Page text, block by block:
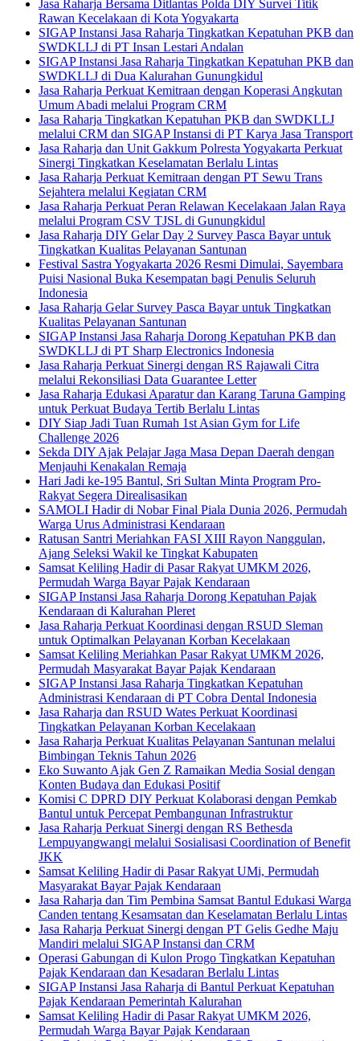
Jasa Raharja Bersama Ditlantas Polda DIY Survei Titik
Rawan Kecelakaan di Kota Yogyakarta
SIGAP Instansi Jasa Raharja Tingkatkan Kepatuhan PKB dan
SWDKLLJ di PT Insan Lestari Andalan
SIGAP Instansi Jasa Raharja Tingkatkan Kepatuhan PKB dan
SWDKLLJ di Dua Kalurahan Gunungkidul
Jasa Raharja Perkuat Kemitraan dengan Koperasi Angkutan
Umum Abadi melalui Program CRM
Jasa Raharja Tingkatkan Kepatuhan PKB dan SWDKLLJ
melalui CRM dan SIGAP Instansi di PT Karya Jasa Transport
Jasa Raharja dan Unit Gakkum Polresta Yogyakarta Perkuat
Sinergi Tingkatkan Keselamatan Berlalu Lintas
Jasa Raharja Perkuat Kemitraan dengan PT Sewu Trans
Sejahtera melalui Kegiatan CRM
Jasa Raharja Perkuat Peran Relawan Kecelakaan Jalan Raya
melalui Program CSV TJSL di Gunungkidul
Jasa Raharja DIY Gelar Day 2 Survey Pasca Bayar untuk
Tingkatkan Kualitas Pelayanan Santunan
Festival Sastra Yogyakarta 2026 Resmi Dimulai, Sayembara
Puisi Nasional Buka Kesempatan bagi Penulis Seluruh
Indonesia
Jasa Raharja Gelar Survey Pasca Bayar untuk Tingkatkan
Kualitas Pelayanan Santunan
SIGAP Instansi Jasa Raharja Dorong Kepatuhan PKB dan
SWDKLLJ di PT Sharp Electronics Indonesia
Jasa Raharja Perkuat Sinergi dengan RS Rajawali Citra
melalui Rekonsiliasi Data Guarantee Letter
Jasa Raharja Edukasi Aparatur dan Karang Taruna Gamping
untuk Perkuat Budaya Tertib Berlalu Lintas
DIY Siap Jadi Tuan Rumah 1st Asian Gym for Life
Challenge 2026
Sekda DIY Ajak Pelajar Jaga Masa Depan Daerah dengan
Menjauhi Kenakalan Remaja
Hari Jadi ke-195 Bantul, Sri Sultan Minta Program Pro-
Rakyat Segera Direalisasikan
SAMOLI Hadir di Nobar Final Piala Dunia 2026, Permudah
Warga Urus Administrasi Kendaraan
Ratusan Santri Meriahkan FASI XIII Rayon Nanggulan,
Ajang Seleksi Wakil ke Tingkat Kabupaten
Samsat Keliling Hadir di Pasar Rakyat UMKM 2026,
Permudah Warga Bayar Pajak Kendaraan
SIGAP Instansi Jasa Raharja Dorong Kepatuhan Pajak
Kendaraan di Kalurahan Pleret
Jasa Raharja Perkuat Koordinasi dengan RSUD Sleman
untuk Optimalkan Pelayanan Korban Kecelakaan
Samsat Keliling Meriahkan Pasar Rakyat UMKM 2026,
Permudah Masyarakat Bayar Pajak Kendaraan
SIGAP Instansi Jasa Raharja Tingkatkan Kepatuhan
Administrasi Kendaraan di PT Cobra Dental Indonesia
Jasa Raharja dan RSUD Wates Perkuat Koordinasi
Tingkatkan Pelayanan Korban Kecelakaan
Jasa Raharja Perkuat Kualitas Pelayanan Santunan melalui
Bimbingan Teknis Tahun 2026
Eko Suwanto Ajak Gen Z Ramaikan Media Sosial dengan
Konten Budaya dan Edukasi Positif
Komisi C DPRD DIY Perkuat Kolaborasi dengan Pemkab
Bantul untuk Percepat Pembangunan Infrastruktur
Jasa Raharja Perkuat Sinergi dengan RS Bethesda
Lempuyangwangi melalui Sosialisasi Coordination of Benefit
JKK
Samsat Keliling Hadir di Pasar Rakyat UMi, Permudah
Masyarakat Bayar Pajak Kendaraan
Jasa Raharja dan Tim Pembina Samsat Bantul Edukasi Warga
Canden tentang Kesamsatan dan Keselamatan Berlalu Lintas
Jasa Raharja Perkuat Sinergi dengan PT Gelis Gedhe Maju
Mandiri melalui SIGAP Instansi dan CRM
Operasi Gabungan di Kulon Progo Tingkatkan Kepatuhan
Pajak Kendaraan dan Kesadaran Berlalu Lintas
SIGAP Instansi Jasa Raharja di Bantul Perkuat Kepatuhan
Pajak Kendaraan Pemerintah Kalurahan
Samsat Keliling Hadir di Pasar Rakyat UMKM 2026,
Permudah Warga Bayar Pajak Kendaraan